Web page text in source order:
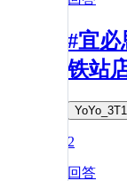
#宜
铁站
2
回答